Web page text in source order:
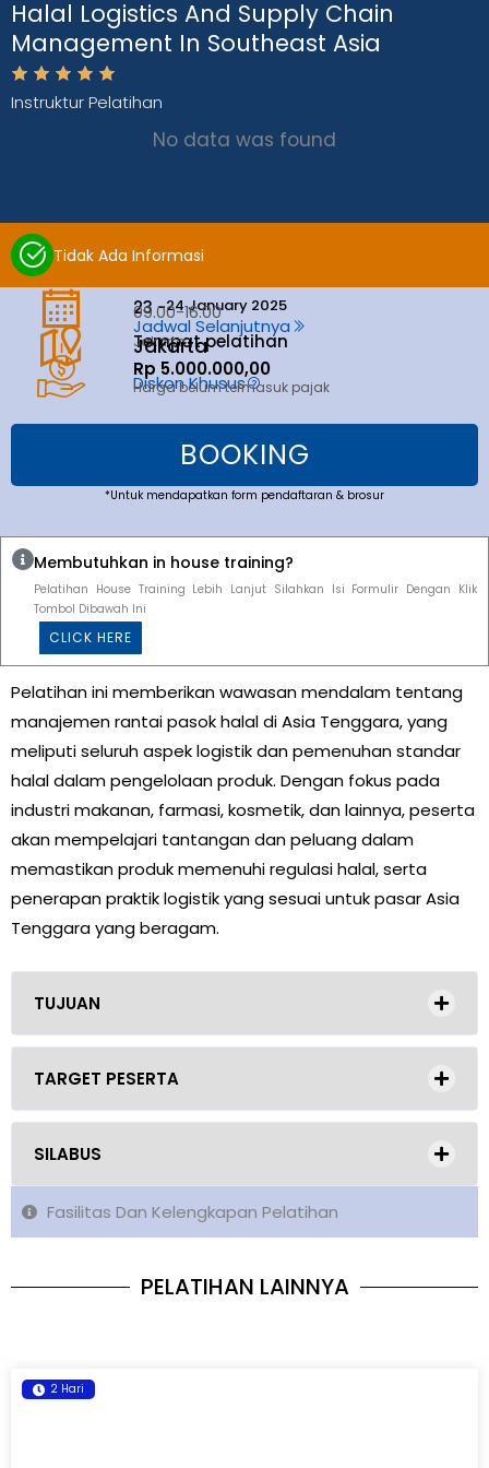
Halal Logistics And Supply Chain
Management In Southeast Asia
Instruktur Pelatihan
No data was found
Tidak Ada Informasi
23 -24 January 2025
09.00-16.00
Jadwal Selanjutnya
Tempat pelatihan
Jakarta
Jakarta
Rp 5.000.000,00
Diskon Khusus
Harga belum termasuk pajak
BOOKING
*Untuk mendapatkan form pendaftaran & brosur
Membutuhkan in house training?
Pelatihan House Training Lebih Lanjut Silahkan Isi Formulir Dengan Klik
Tombol Dibawah Ini
CLICK HERE
Pelatihan ini memberikan wawasan mendalam tentang
manajemen rantai pasok halal di Asia Tenggara, yang
meliputi seluruh aspek logistik dan pemenuhan standar
halal dalam pengelolaan produk. Dengan fokus pada
industri makanan, farmasi, kosmetik, dan lainnya, peserta
akan mempelajari tantangan dan peluang dalam
memastikan produk memenuhi regulasi halal, serta
penerapan praktik logistik yang sesuai untuk pasar Asia
Tenggara yang beragam.
TUJUAN
TARGET PESERTA
SILABUS
Fasilitas Dan Kelengkapan Pelatihan
PELATIHAN LAINNYA
2 Hari